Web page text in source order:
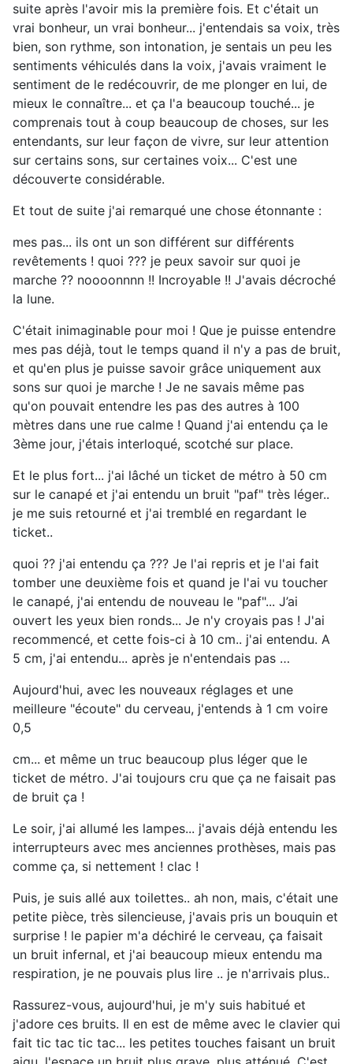
suite après l'avoir mis la première fois. Et c'était un
vrai bonheur, un vrai bonheur... j'entendais sa voix, très
bien, son rythme, son intonation, je sentais un peu les
sentiments véhiculés dans la voix, j'avais vraiment le
sentiment de le redécouvrir, de me plonger en lui, de
mieux le connaître... et ça l'a beaucoup touché... je
comprenais tout à coup beaucoup de choses, sur les
entendants, sur leur façon de vivre, sur leur attention
sur certains sons, sur certaines voix... C'est une
découverte considérable.
Et tout de suite j'ai remarqué une chose étonnante :
mes pas... ils ont un son différent sur différents
revêtements ! quoi ??? je peux savoir sur quoi je
marche ?? noooonnnn !! Incroyable !! J'avais décroché
la lune.
C'était inimaginable pour moi ! Que je puisse entendre
mes pas déjà, tout le temps quand il n'y a pas de bruit,
et qu'en plus je puisse savoir grâce uniquement aux
sons sur quoi je marche ! Je ne savais même pas
qu'on pouvait entendre les pas des autres à 100
mètres dans une rue calme ! Quand j'ai entendu ça le
3ème jour, j'étais interloqué, scotché sur place.
Et le plus fort... j'ai lâché un ticket de métro à 50 cm
sur le canapé et j'ai entendu un bruit "paf" très léger..
je me suis retourné et j'ai tremblé en regardant le
ticket..
quoi ?? j'ai entendu ça ??? Je l'ai repris et je l'ai fait
tomber une deuxième fois et quand je l'ai vu toucher
le canapé, j'ai entendu de nouveau le "paf"... J’ai
ouvert les yeux bien ronds... Je n'y croyais pas ! J'ai
recommencé, et cette fois-ci à 10 cm.. j'ai entendu. A
5 cm, j'ai entendu... après je n'entendais pas …
Aujourd'hui, avec les nouveaux réglages et une
meilleure "écoute" du cerveau, j'entends à 1 cm voire
0,5
cm... et même un truc beaucoup plus léger que le
ticket de métro. J'ai toujours cru que ça ne faisait pas
de bruit ça !
Le soir, j'ai allumé les lampes... j'avais déjà entendu les
interrupteurs avec mes anciennes prothèses, mais pas
comme ça, si nettement ! clac !
Puis, je suis allé aux toilettes.. ah non, mais, c'était une
petite pièce, très silencieuse, j'avais pris un bouquin et
surprise ! le papier m'a déchiré le cerveau, ça faisait
un bruit infernal, et j'ai beaucoup mieux entendu ma
respiration, je ne pouvais plus lire .. je n'arrivais plus..
Rassurez-vous, aujourd'hui, je m'y suis habitué et
j'adore ces bruits. Il en est de même avec le clavier qui
fait tic tac tic tac... les petites touches faisant un bruit